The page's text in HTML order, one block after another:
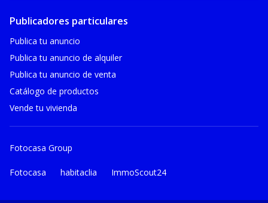
Publicadores particulares
Publica tu anuncio
Publica tu anuncio de alquiler
Publica tu anuncio de venta
Catálogo de productos
Vende tu vivienda
Fotocasa Group
Fotocasa habitaclia ImmoScout24